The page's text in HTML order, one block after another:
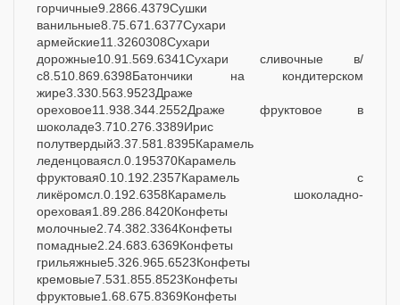
горчичные9.2866.4379Сушки
ванильные8.75.671.6377Сухари
армейские11.3260308Сухари
дорожные10.91.569.6341Сухари сливочные в/
с8.510.869.6398Батончики на кондитерском
жире3.330.563.9523Драже
ореховое11.938.344.2552Драже фруктовое в
шоколаде3.710.276.3389Ирис
полутвердый3.37.581.8395Карамель
леденцоваясл.0.195370Карамель
фруктовая0.10.192.2357Карамель с
ликёромсл.0.192.6358Карамель шоколадно-
ореховая1.89.286.8420Конфеты
молочные2.74.382.3364Конфеты
помадные2.24.683.6369Конфеты
грильяжные5.326.965.6523Конфеты
кремовые7.531.855.8523Конфеты
фруктовые1.68.675.8369Конфеты